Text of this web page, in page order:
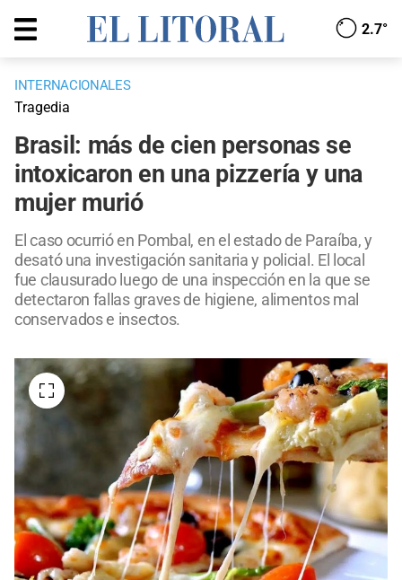
2.7°
INTERNACIONALES
Tragedia
Brasil: más de cien personas se
intoxicaron en una pizzería y una
mujer murió
El caso ocurrió en Pombal, en el estado de Paraíba, y
desató una investigación sanitaria y policial. El local
fue clausurado luego de una inspección en la que se
detectaron fallas graves de higiene, alimentos mal
conservados e insectos.